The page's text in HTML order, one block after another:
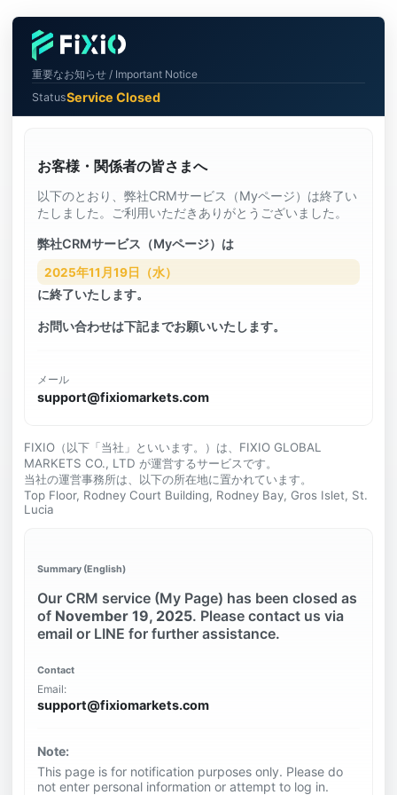
重要なお知らせ / Important Notice
StatusService Closed
お客様・関係者の皆さまへ
以下のとおり、弊社CRMサービス（Myページ）は終了い
たしました。ご利用いただきありがとうございました。
弊社CRMサービス（Myページ）は
2025年11月19日（水）
に終了いたします。
お問い合わせは下記までお願いいたします。
メール
support@fixiomarkets.com
FIXIO（以下「当社」といいます。）は、FIXIO GLOBAL
MARKETS CO., LTD が運営するサービスです。
当社の運営事務所は、以下の所在地に置かれています。
Top Floor, Rodney Court Building, Rodney Bay, Gros Islet, St.
Lucia
Summary (English)
Our CRM service (My Page) has been closed as
of November 19, 2025. Please contact us via
email or LINE for further assistance.
Contact
Email:
support@fixiomarkets.com
Note:
This page is for notification purposes only. Please do
not enter personal information or attempt to log in.